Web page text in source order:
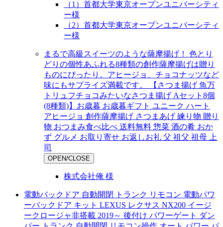
（1）首都大学東京オープンユニバーシティ
ー様
（2）首都大学東京オープンユニバーシティ
ー様
まるで高級スイーツのような薩摩揚げ！ 色とり
どりの個性あふれる8種類の創作薩摩揚げは贈り
ものにぴったり。アヒージョ、チョコナッツなど
味にもサプライズ満載です。 【さつま揚げ 魚万
トリュフチョコみたいなさつま揚げ Aセット8個
(8種類)】お歳暮 お歳暮ギフト ユニーク ハート
アヒージョ 創作薩摩揚げ さつまあげ 練り物 贈り
物 おつまみ食べ比べ 送料無料 惣菜 酒の肴 おか
ず グルメ お取り寄せ お返しお礼 父 祖父 祖母 上
司
OPEN/CLOSE
株式会社俺 様
電動バックドア 自動開閉 トランク リモコン 電動パワ
ーバックドア キット LEXUS レクサス NX200 イージ
ークロージャ非搭載 2019～ 後付け パワーゲート ダン